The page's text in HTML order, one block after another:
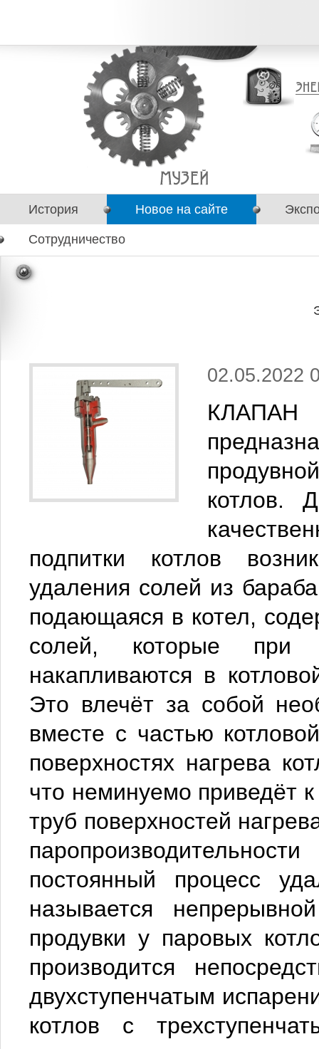
История Новое на сайте
Сотрудничество
02.05.2022
п
котлов.
подпитки котлов
удаления солей из
подающаяся в котел,
солей, которые при
накапливаются в
Это влечёт за собой
вместе с частью
поверхностях нагрева
что неминуемо приведёт
труб поверхностей
постоянный процесс
называется
продувки у паровых
производится
двухступенчатым
котлов с